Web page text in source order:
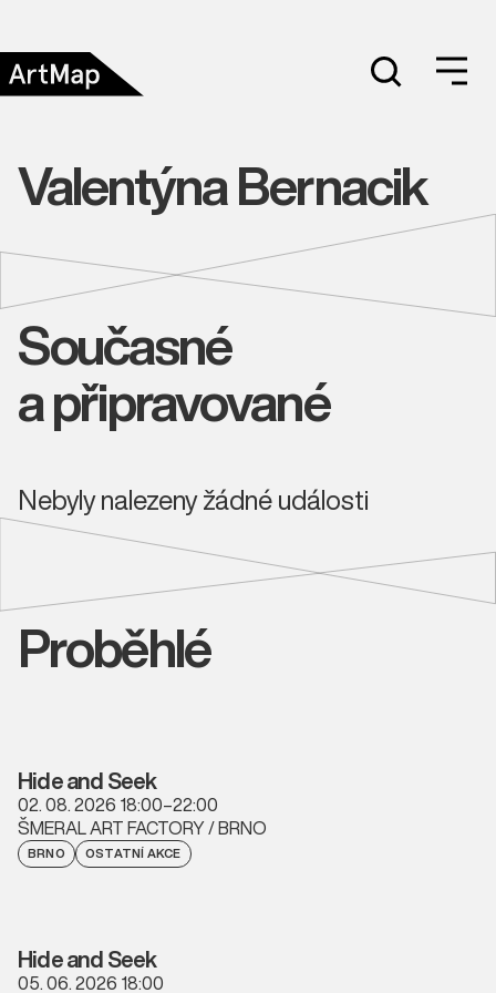
Valentýna Bernacik
Současné
a připravované
Nebyly nalezeny žádné události
Proběhlé
Hide and Seek
02. 08. 2026 18:00–22:00
ŠMERAL ART FACTORY / BRNO
BRNO OSTATNÍ AKCE
Hide and Seek
05. 06. 2026 18:00